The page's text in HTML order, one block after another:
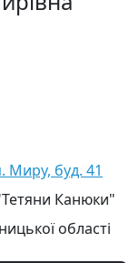
Миру, буд. 41
Канюки"
області